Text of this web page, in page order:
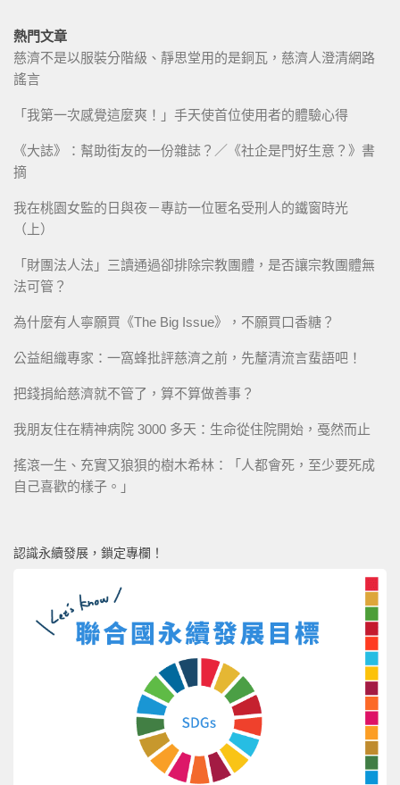
熱門文章
慈濟不是以服裝分階級、靜思堂用的是銅瓦，慈濟人澄清網路
謠言
「我第一次感覺這麼爽！」手天使首位使用者的體驗心得
《大誌》：幫助街友的一份雜誌？／《社企是門好生意？》書
摘
我在桃園女監的日與夜－專訪一位匿名受刑人的鐵窗時光
（上）
「財團法人法」三讀通過卻排除宗教團體，是否讓宗教團體無
法可管？
為什麼有人寧願買《The Big Issue》，不願買口香糖？
公益組織專家：一窩蜂批評慈濟之前，先釐清流言蜚語吧！
把錢捐給慈濟就不管了，算不算做善事？
我朋友住在精神病院 3000 多天：生命從住院開始，戞然而止
搖滾一生、充實又狼狽的樹木希林：「人都會死，至少要死成
自己喜歡的樣子。」
認識永續發展，鎖定專欄！